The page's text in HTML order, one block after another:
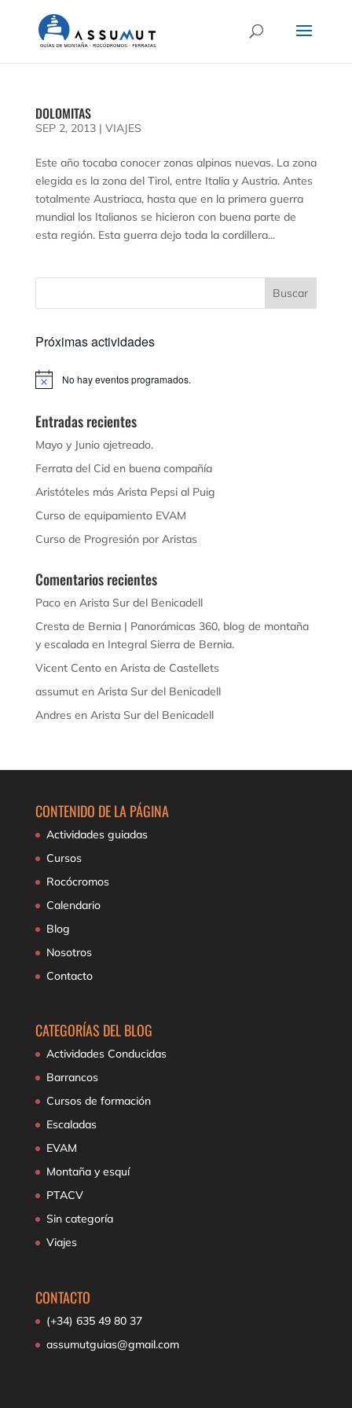
DOLOMITAS
SEP 2, 2013| VIAJES
Este año tocaba conocer zonas alpinas nuevas. La zona
elegida es la zona del Tirol, entre Italia y Austria. Antes
totalmente Austriaca, hasta que en la primera guerra
mundial los Italianos se hicieron con buena parte de
esta región. Esta guerra dejo toda la cordillera...
Próximas actividades
Aviso No hay eventos programados.
Entradas recientes
Mayo y Junio ajetreado.
Ferrata del Cid en buena compañía
Aristóteles más Arista Pepsi al Puig
Curso de equipamiento EVAM
Curso de Progresión por Aristas
Comentarios recientes
Pacoen Arista Sur del Benicadell
Cresta de Bernia | Panorámicas 360, blog de montaña
y escaladaen Integral Sierra de Bernia.
Vicent Centoen Arista de Castellets
assumuten Arista Sur del Benicadell
Andresen Arista Sur del Benicadell
CONTENIDO DE LA PÁGINA
Actividades guiadas
Cursos
Rocócromos
Calendario
Blog
Nosotros
Contacto
CATEGORÍAS DEL BLOG
Actividades Conducidas
Barrancos
Cursos de formación
Escaladas
EVAM
Montaña y esquí
PTACV
Sin categoría
Viajes
CONTACTO
(+34) 635 49 80 37
assumutguias@gmail.com